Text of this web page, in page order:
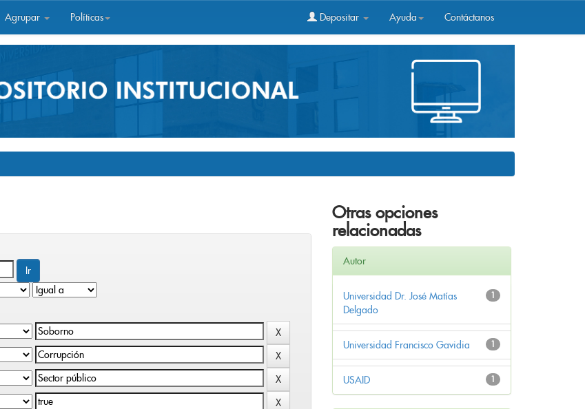
Agrupar Políticas Depositar Ayuda Contáctanos
Otras opciones
relacionadas
Autor
1
Universidad Dr. José Matías
Delgado
1
Universidad Francisco Gavidia
1
USAID